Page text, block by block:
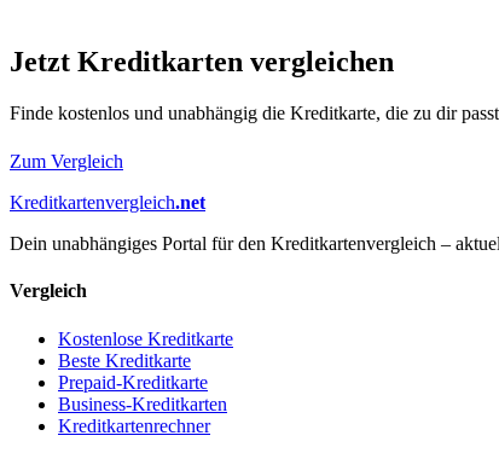
Jetzt Kreditkarten vergleichen
Finde kostenlos und unabhängig die Kreditkarte, die zu dir
Zum Vergleich
Kreditkartenvergleich.net
Dein unabhängiges Portal für den Kreditkartenvergleich –
Vergleich
Kostenlose Kreditkarte
Beste Kreditkarte
Prepaid-Kreditkarte
Business-Kreditkarten
Kreditkartenrechner